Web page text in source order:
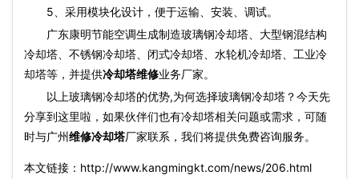
5、采用模块化设计，便于运输、安装、调试。
广东康明节能空调生成制造玻璃钢冷却塔、大型钢混结构
冷却塔、不锈钢冷却塔、 闭式冷却塔 、水轮机冷却塔、工业冷
却塔等，并提供冷却塔维修业务厂家。
以上玻璃钢冷却塔的优势,为何选择玻璃钢冷却塔？今天先
分享到这里啦，如果伙伴们也有冷却塔相关问题或需求，可随
时与广州维修冷却塔厂家联系，我们将提供免费咨询服务。
本文链接：http://www.kangmingkt.com/news/206.html